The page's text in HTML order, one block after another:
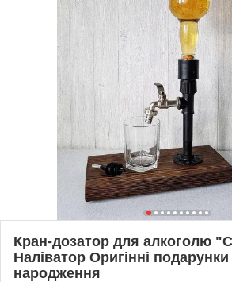
Кран-дозатор для алкоголю
Наліватор Оригінні
народження